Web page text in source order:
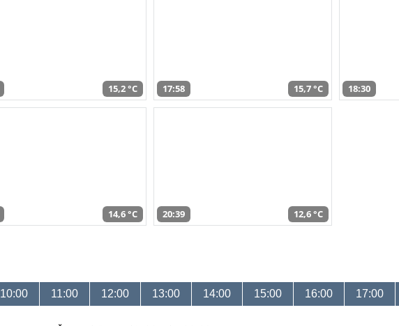
15,2 °C 17:58 15,7 °C 18:30
14,6 °C 20:39 12,6 °C
10:00 11:00 12:00 13:00 14:00 15:00 16:00 17:00